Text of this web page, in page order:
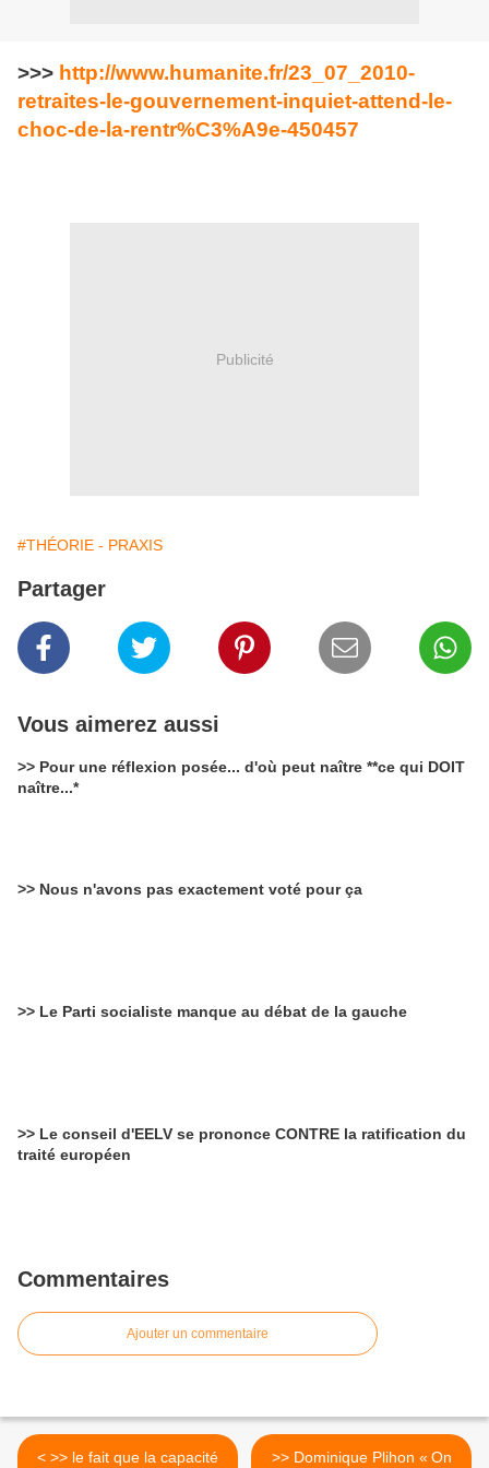
>>> http://www.humanite.fr/23_07_2010-
retraites-le-gouvernement-inquiet-attend-le-
choc-de-la-rentr%C3%A9e-450457
Publicité
#THÉORIE - PRAXIS
Partager
Vous aimerez aussi
>> Pour une réflexion posée... d'où peut naître **ce qui DOIT
naître...*
>> Nous n'avons pas exactement voté pour ça
>> Le Parti socialiste manque au débat de la gauche
>> Le conseil d'EELV se prononce CONTRE la ratification du
traité européen
Commentaires
Ajouter un commentaire
< >> le fait que la capacité >> Dominique Plihon « On